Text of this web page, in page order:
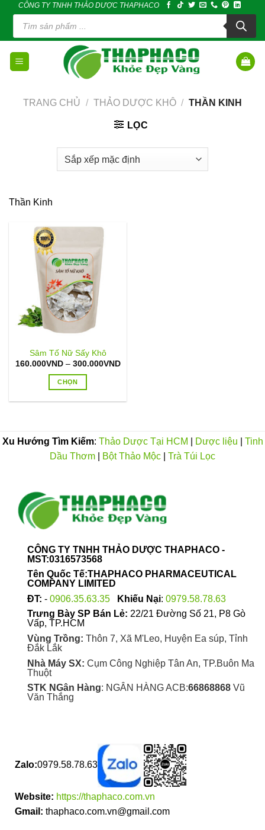
content
CÔNG TY TNHH THẢO DƯỢC THAPHACO
Tìm
kiếm
phẩm
TRANG CHỦ / THẢO DƯỢC KHÔ / THẦN KINH
LỌC
Thần Kinh
Sâm Tố Nữ Sấy Khô
160.000VND – 300.000VNDKhoảng
300.000VND
CHỌN
nhiều
biến
tùy
chọn
có
được
chọn
trên
trang
sản
Xu Hướng Tìm Kiếm: Thảo Dược Tại HCM Dược liệu
Tinh
Dầu Thơm
Bột Thảo Mộc Trà Túi Lọc
CÔNG TY TNHH THẢO DƯỢC THAPHACO -
MST:0316573568
Tên Quốc Tế:THAPHACO PHARMACEUTICAL
COMPANY LIMITED
ĐT: - 0906.35.63.35 Khiếu Nại: 0979.58.78.63
Trưng Bày SP Bán Lẻ: 22/21 Đường Số 21, P8 Gò
Vấp, TP.HCM
Vùng Trồng: Thôn 7, Xã M'Leo, Huyện Ea súp, Tỉnh
Đắk Lắk
Nhà Máy SX: Cụm Công Nghiệp Tân An, TP.Buôn Ma
Thuột
STK NGân Hàng: NGÂN HÀNG ACB:66868868Vũ
Văn Thắng
Zalo:0979.58.78.63
Website: https://thaphaco.com.vn
Gmail: thaphaco.com.vn@gmail.com